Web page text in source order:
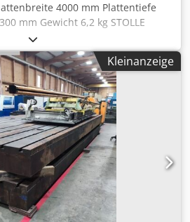
4000 mm Plattentiefe
mm Gewicht 6,2 kg STOLLE
4000x2500x300mm LxBxH:
für 2 Plattenfelder: 20m²
der T-Nuten; 28 x 48 mm
110mm Nutenanzahl: 10
Nutenabstand: 250mm Hinweis:
zum Verkauf an. Zusätzlich
Aufspannplatte mit identischen
Beide Platten sind 1:1 gleich
montiert bzw.
größere Aufspannfläche zu
ist auf Wunsch
Interesse an beiden Platten oder
Montage können Sie mich gerne
Kleinanzeige